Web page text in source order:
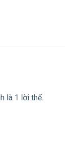
là 1 lời thế.